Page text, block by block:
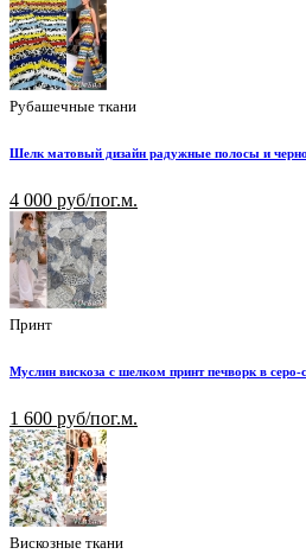
Рубашечные ткани
Шелк матовый дизайн радужные полосы и
4 000 руб/пог.м.
Принт
Муслин вискоза с шелком принт печворк в серо-
1 600 руб/пог.м.
Вискозные ткани